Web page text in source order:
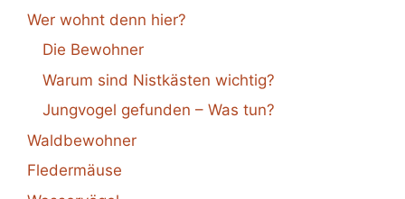
Wer wohnt denn hier?
Die Bewohner
Warum sind Nistkästen wichtig?
Jungvogel gefunden – Was tun?
Waldbewohner
Fledermäuse